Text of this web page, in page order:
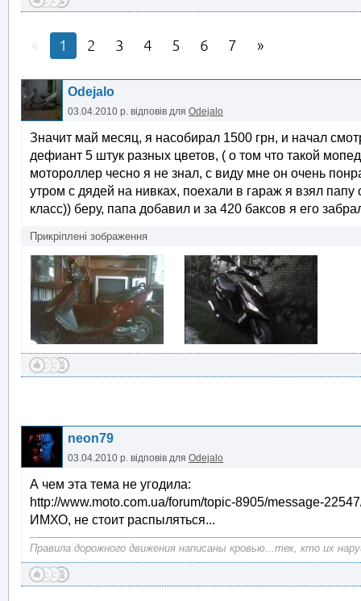
1 2 3 4 5 6 7
Odejalo
03.04.2010 р. відповів для Odejalo
Значит май месяц, я насобирал 1500 грн, и начал
дефиант 5 штук разных цветов, ( о том что такой
мотороллер чесно я не знал, с виду мне он очень
утром с дядей на нивках, поехали в гараж я взял папу
класс)) беру, папа добавил и за 420 баксов я его
Прикріплені зображення
neon79
03.04.2010 р. відповів для Odejalo
А чем эта тема не угодила:
http://www.moto.com.ua/forum/topic-8905/message-
ИМХО, не стоит распыляться...
Правила дорожного движения написаны кровью...тех, кто их